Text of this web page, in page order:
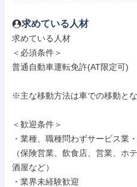
求めている人材
求めている人材
＜必須条件＞
普通自動車運転免許(AT限定可)
※主な移動方法は車での移動とな
＜歓迎条件＞
・業種、職種問わずサービス業
（保険営業、飲食店、営業、ホ
酒屋など）
・業界未経験歓迎